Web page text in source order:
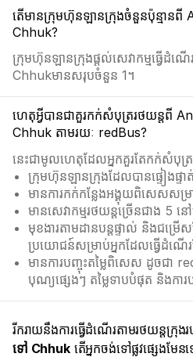
តើមានក្រុមហ៊ុនឡានក្រុងចំនួនប៉ុន្មាន
Chhuk?
ក្រុមហ៊ុនឡានក្រុងផ្ដល់សេវាកម្មធ្វើដំ
Chhukមានសរុបចំនួន 1។
ហេតុអ្វីបានជាគួរកក់សំបុត្ររថយន្តពី
Chhuk តាមរយៈ redBus?
នេះជាមូលហេតុដែលអ្នកគួរតែកក់សំបុត្
ក្រុមហ៊ុនឡានក្រុងដែលបានផ្ទៀងផ្ទាត់
មានការកក់កន្លែងអង្គុយពិសេសសម្រ
មានសេវាកម្មរថយន្តច្រើនជាង 5
មុខងារតាមដានបន្តផ្ទាល់ និងជម្រើ
ប្រយោជន៍សម្រាប់អ្នកដែលធ្វើដំណើរ
មានការបញ្ចុះតម្លៃពិសេស ដូចជា
បុណ្យផ្សេងៗ តម្លៃទាបបំផុត និងការប
រីករាយនឹងការធ្វើដំណើរតាមរថយន្តក្រុ
ទៅ Chhukតើអ្នកចង់ទៅផ្លូវផ្សេងមែ